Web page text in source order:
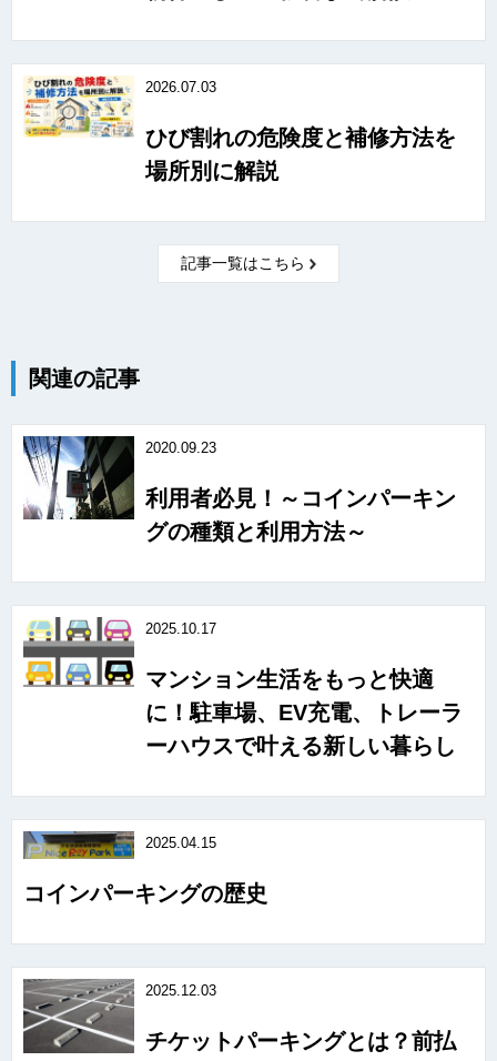
2026.07.03
ひび割れの危険度と補修方法を
場所別に解説
記事一覧はこちら
関連の記事
2020.09.23
利用者必見！～コインパーキン
グの種類と利用方法～
2025.10.17
マンション生活をもっと快適
に！駐車場、EV充電、トレーラ
ーハウスで叶える新しい暮らし
2025.04.15
コインパーキングの歴史
2025.12.03
チケットパーキングとは？前払